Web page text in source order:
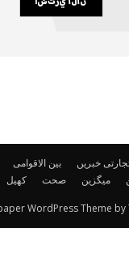
بین الاقوامی خبریں
کھیل صحت میگزین
WordPress Theme by